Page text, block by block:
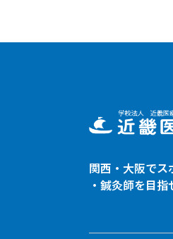
関西・大阪でス
・鍼灸師を目